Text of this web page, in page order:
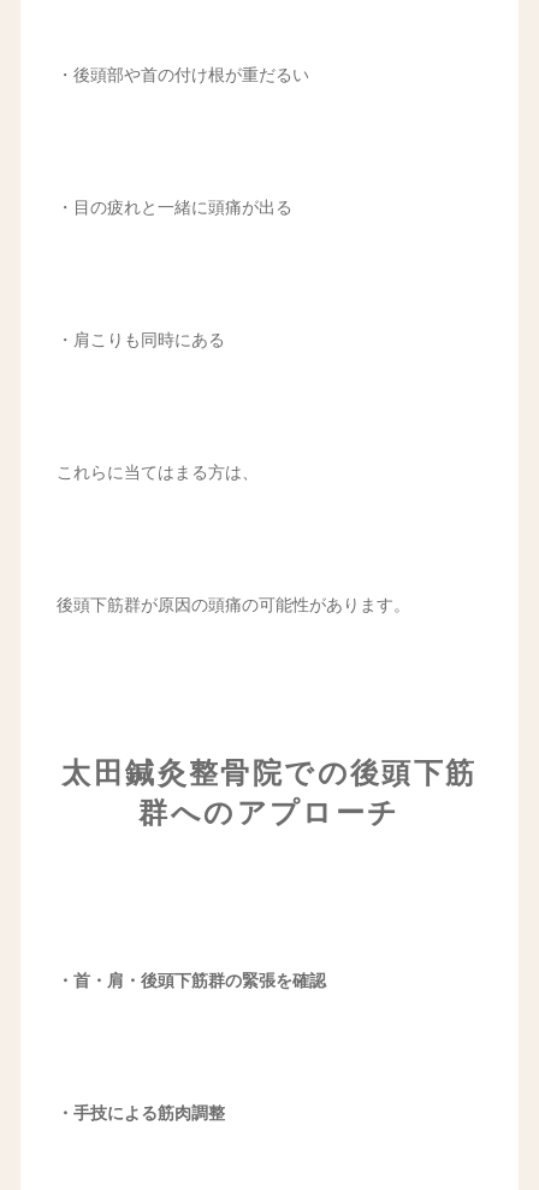
・後頭部や首の付け根が重だるい
・目の疲れと一緒に頭痛が出る
・肩こりも同時にある
これらに当てはまる方は、
後頭下筋群が原因の頭痛の可能性があります。
太田鍼灸整骨院での後頭下筋
群へのアプローチ
・首・肩・後頭下筋群の緊張を確認
・手技による筋肉調整